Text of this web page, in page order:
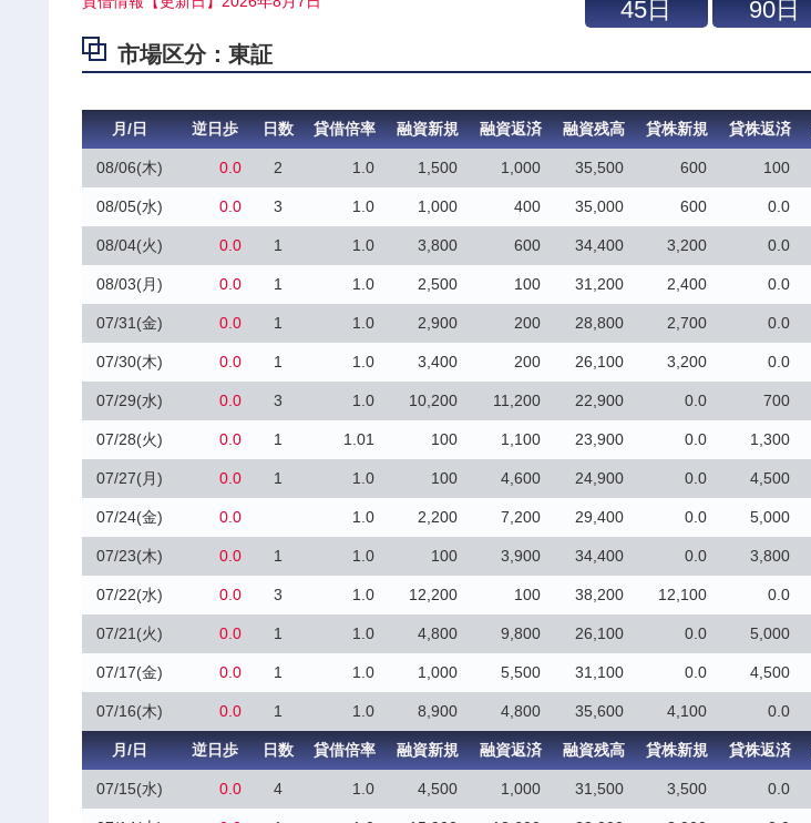
市場区分：東証
月/日 逆日歩 日数 貸借倍率 融資新規 融資返済 融資残高 貸株新規 貸株返済
08/06(木) 0.0 2 1.0 1,500 1,000 35,500 600 100
08/05(水) 0.0 3 1.0 1,000 400 35,000 600 0.0
08/04(火) 0.0 1 1.0 3,800 600 34,400 3,200 0.0
08/03(月) 0.0 1 1.0 2,500 100 31,200 2,400 0.0
07/31(金) 0.0 1 1.0 2,900 200 28,800 2,700 0.0
07/30(木) 0.0 1 1.0 3,400 200 26,100 3,200 0.0
07/29(水) 0.0 3 1.0 10,200 11,200 22,900 0.0 700
07/28(火) 0.0 1 1.01 100 1,100 23,900 0.0 1,300
07/27(月) 0.0 1 1.0 100 4,600 24,900 0.0 4,500
07/24(金) 0.0 1.0 2,200 7,200 29,400 0.0 5,000
07/23(木) 0.0 1 1.0 100 3,900 34,400 0.0 3,800
07/22(水) 0.0 3 1.0 12,200 100 38,200 12,100 0.0
07/21(火) 0.0 1 1.0 4,800 9,800 26,100 0.0 5,000
07/17(金) 0.0 1 1.0 1,000 5,500 31,100 0.0 4,500
07/16(木) 0.0 1 1.0 8,900 4,800 35,600 4,100 0.0
月/日 逆日歩 日数 貸借倍率 融資新規 融資返済 融資残高 貸株新規 貸株返済
07/15(水) 0.0 4 1.0 4,500 1,000 31,500 3,500 0.0